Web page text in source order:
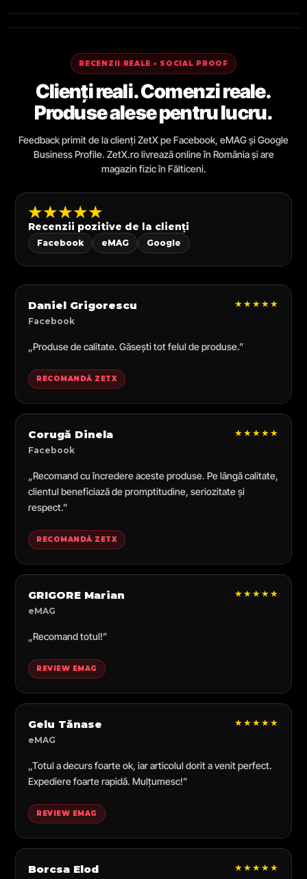
RECENZII REALE • SOCIAL PROOF
Clienți reali. Comenzi reale.
Produse alese pentru lucru.
Feedback primit de la clienți ZetX pe Facebook, eMAG și Google
Business Profile. ZetX.ro livrează online în România și are
magazin fizic în Fălticeni.
★★★★★
Recenzii pozitive de la clienți
Facebook eMAG Google
Daniel Grigorescu
Facebook
★★★★★
„Produse de calitate. Găsești tot felul de produse.”
RECOMANDĂ ZETX
Corugă Dinela
Facebook
★★★★★
„Recomand cu încredere aceste produse. Pe lângă calitate,
clientul beneficiază de promptitudine, seriozitate și
respect.”
RECOMANDĂ ZETX
GRIGORE Marian
eMAG
★★★★★
„Recomand totul!”
REVIEW EMAG
Gelu Tănase
eMAG
★★★★★
„Totul a decurs foarte ok, iar articolul dorit a venit perfect.
Expediere foarte rapidă. Mulțumesc!”
REVIEW EMAG
Borcsa Elod ★★★★★